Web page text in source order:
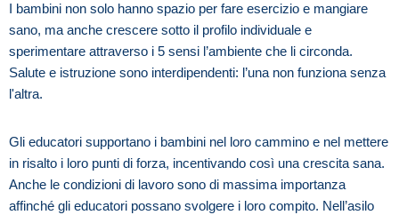
I bambini non solo hanno spazio per fare esercizio e mangiare
sano, ma anche crescere sotto il profilo individuale e
sperimentare attraverso i 5 sensi l’ambiente che li circonda.
Salute e istruzione sono interdipendenti: l’una non funziona senza
l'altra.
Gli educatori supportano i bambini nel loro cammino e nel mettere
in risalto i loro punti di forza, incentivando così una crescita sana.
Anche le condizioni di lavoro sono di massima importanza
affinché gli educatori possano svolgere i loro compito. Nell’asilo